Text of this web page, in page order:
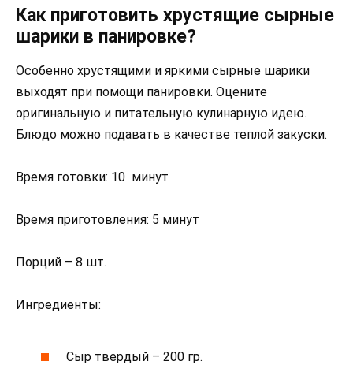
Как приготовить хрустящие сырные
шарики в панировке?
Особенно хрустящими и яркими сырные шарики
выходят при помощи панировки. Оцените
оригинальную и питательную кулинарную идею.
Блюдо можно подавать в качестве теплой закуски.
Время готовки: 10 минут
Время приготовления: 5 минут
Порций – 8 шт.
Ингредиенты:
Сыр твердый – 200 гр.